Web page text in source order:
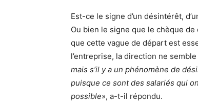
Est-ce le signe d’un désintérêt,
Ou bien le signe que le chèque
que cette vague de départ est
l’entreprise, la direction ne
mais s’il y a un phénomène de
puisque ce sont des salariés qui
possible», a-t-il répondu.